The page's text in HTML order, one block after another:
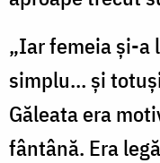
„Iar femeia și-a
simplu… și
Găleata era
fântână. Era